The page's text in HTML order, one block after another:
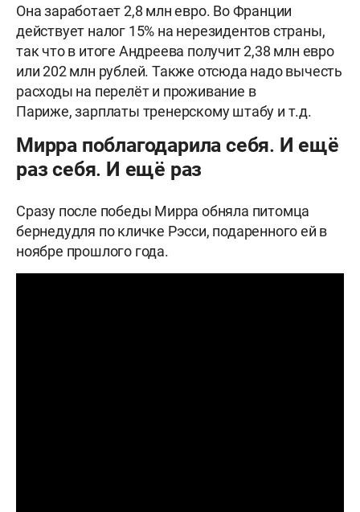
Она заработает 2,8 млн евро. Во Франции
действует налог 15% на нерезидентов страны,
так что в итоге Андреева получит 2,38 млн евро
или 202 млн рублей. Также отсюда надо вычесть
расходы на перелёт и проживание в
Париже, зарплаты тренерскому штабу и т.д.
Мирра поблагодарила себя. И ещё
раз себя. И ещё раз
Сразу после победы Мирра обняла питомца
бернедудля по кличке Рэсси, подаренного ей в
ноябре прошлого года.